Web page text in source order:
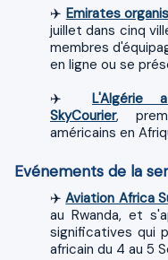
✈️ Emirates
juillet dans cinq
membres
en ligne ou se
✈️ L'Algérie
SkyCourier,
américains en
Evénements de la
✈️Aviation Africa
au Rwanda, et
significatives qui
africain du 4 au 5